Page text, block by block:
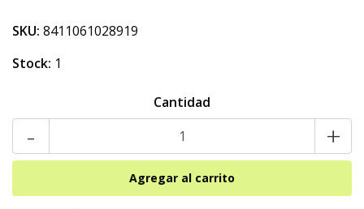
SKU: 8411061028919
Stock: 1
Cantidad
- +